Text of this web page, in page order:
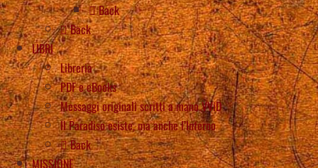
Back
Back
LIBRI
Libreria
PDF e eBooks
Messaggi originali scritti a mano VViD
Il Paradiso esiste, ma anche l’Inferno
Back
MISSIONE